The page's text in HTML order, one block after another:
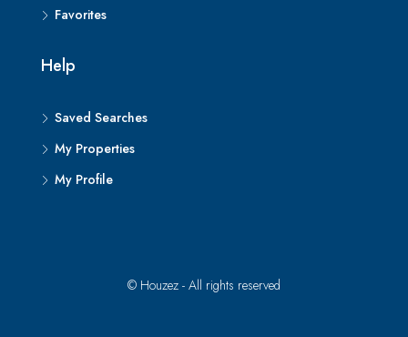
Favorites
Help
Saved Searches
My Properties
My Profile
© Houzez - All rights reserved